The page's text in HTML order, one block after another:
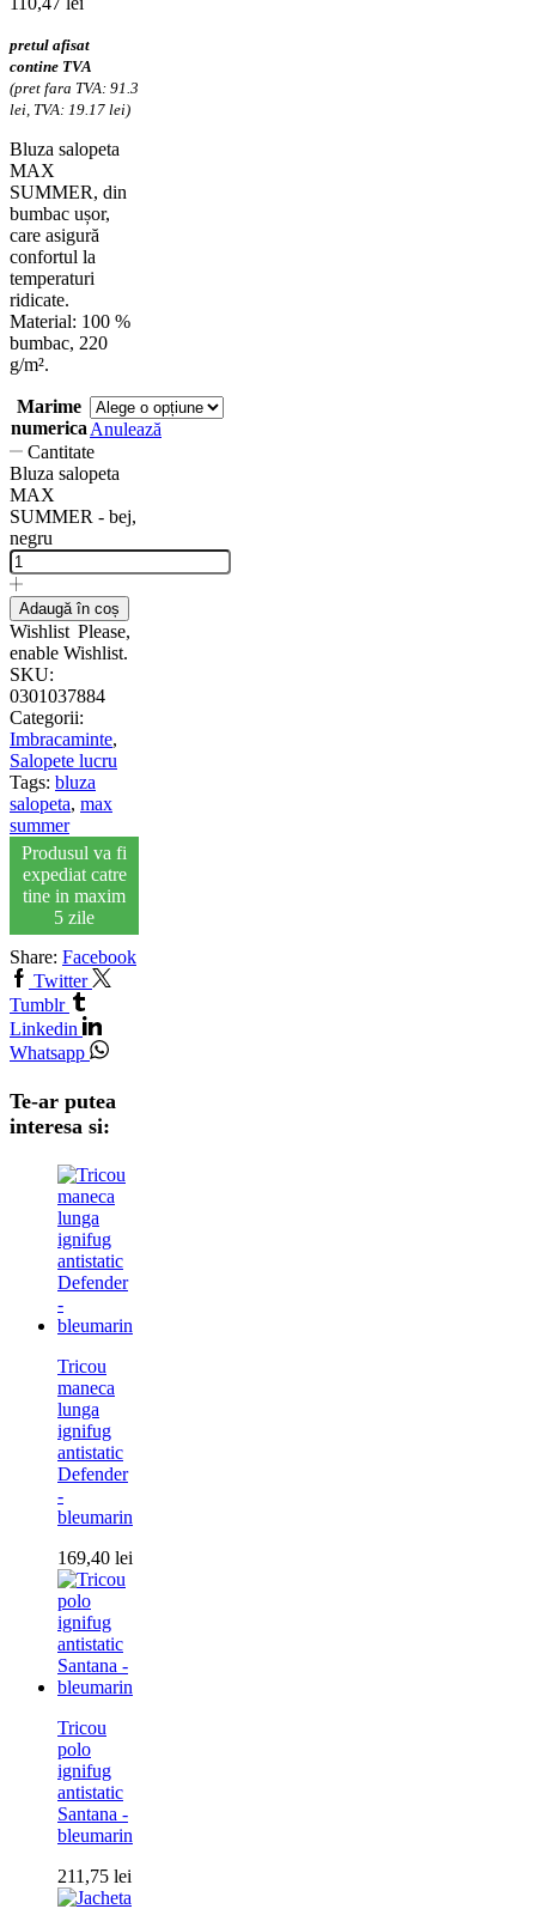
pretul afisat
contine TVA
(pret fara TVA: 91.3
lei, TVA: 19.17 lei)
Bluza salopeta
MAX
SUMMER, din
bumbac ușor,
care asigură
confortul la
temperaturi
ridicate.
Material: 100 %
bumbac, 220
g/m².
Marime
numerica Anulează
Cantitate
Bluza salopeta
MAX
SUMMER - bej,
negru
Adaugă în coș
Wishlist Please,
enable Wishlist.
SKU:
0301037884
Categorii:
Imbracaminte,
Salopete lucru
Tags: bluza
salopeta, max
summer
Produsul va fi
expediat catre
tine in maxim
5 zile
Share: Facebook
Twitter
Tumblr
Linkedin
Whatsapp
Te-ar putea
interesa si:
Tricou
maneca
lunga
ignifug
antistatic
Defender
-
bleumarin
169,40 lei
Tricou
polo
ignifug
antistatic
Santana -
bleumarin
211,75 lei